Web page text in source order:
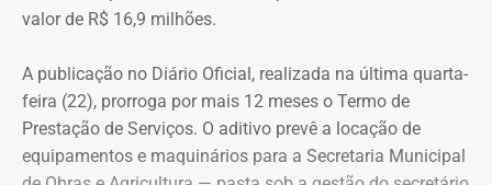
Os veículos serão destinados exclusivamente aos
Suprimentos (DSU) e Segurança e Governança (DSG). O
contrato foi firmado com a empresa Rei dos Blindados
Locação de Veículos Ltda. e prevê a locação de quatro
SUVs zero quilômetro, com blindagem nível III-A, sem
motorista e sem fornecimento de combustível.
valor de R$ 16,9 milhões.
A publicação no Diário Oficial, realizada na última quarta-
feira (22), prorroga por mais 12 meses o Termo de
Prestação de Serviços. O aditivo prevê a locação de
equipamentos e maquinários para a Secretaria Municipal